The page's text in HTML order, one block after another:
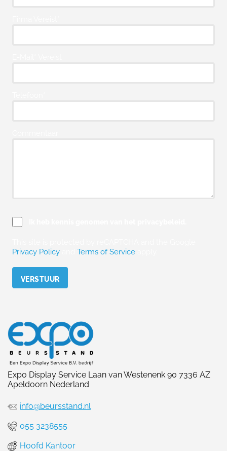
Privacy Policy
Terms of Service
Expo Display Service Laan van Westenenk 90 7336 AZ
Apeldoorn Nederland
info@beursstand.nl
055 3238555
Hoofd Kantoor